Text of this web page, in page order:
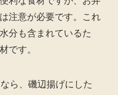
注意が必要です。これ
分も含まれているた
です。
ら、磯辺揚げにした